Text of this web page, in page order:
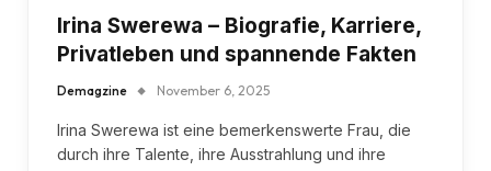
Irina Swerewa – Biografie, Karriere,
Privatleben und spannende Fakten
Demagzine November 6, 2025
Irina Swerewa ist eine bemerkenswerte Frau, die
durch ihre Talente, ihre Ausstrahlung und ihre